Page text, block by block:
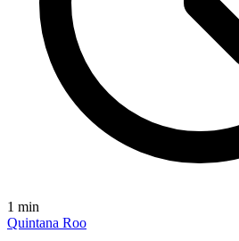
1 min
Quintana Roo